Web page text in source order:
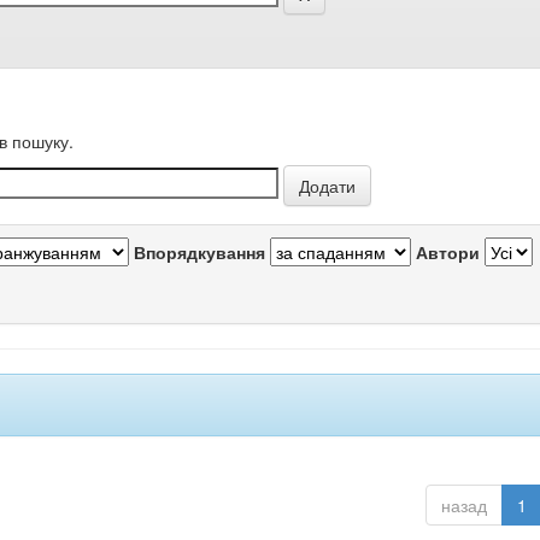
пошуку.
Впорядкування Автори
назад 1